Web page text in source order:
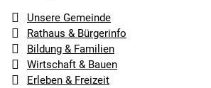
Unsere Gemeinde
Rathaus & Bürgerinfo
Bildung & Familien
Wirtschaft & Bauen
Erleben & Freizeit